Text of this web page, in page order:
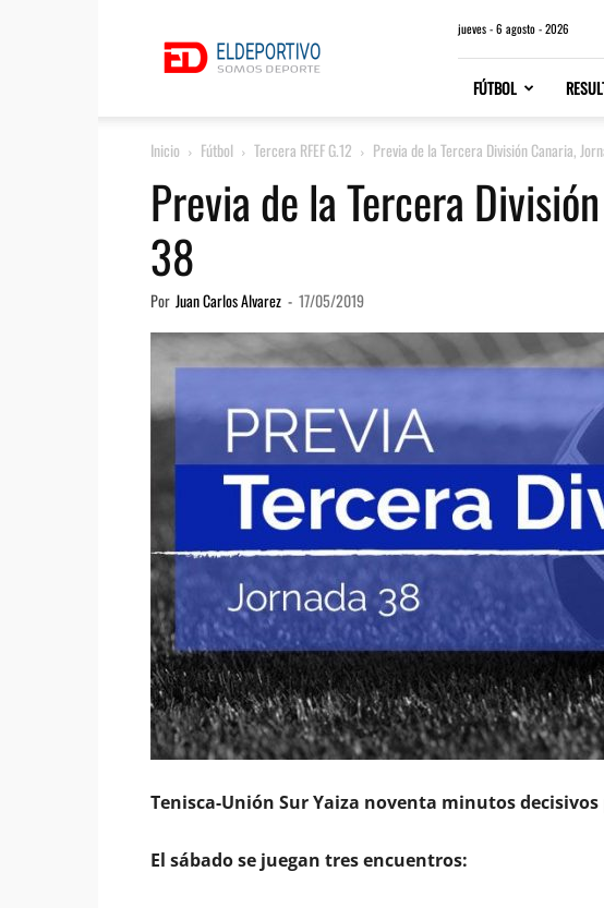
jueves - 6 agosto - 2026
FÚTBOL
Inicio Fútbol Tercera RFEF G.12 Previa de la Tercera División Canaria,
Previa de la Tercera
38
Por Juan Carlos Alvarez - 17/05/2019
Tenisca-Unión Sur Yaiza noventa minutos decisivos
El sábado se juegan tres encuentros: